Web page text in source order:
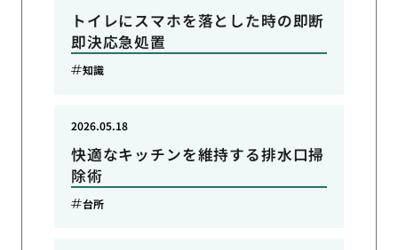
トイレにスマホを落とした時の即断
即決応急処置
知識
快適なキッチンを維持する排水口掃
除術
2026.05.18
台所